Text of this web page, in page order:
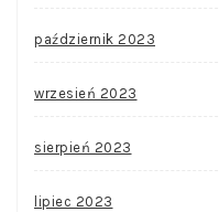
październik 2023
wrzesień 2023
sierpień 2023
lipiec 2023